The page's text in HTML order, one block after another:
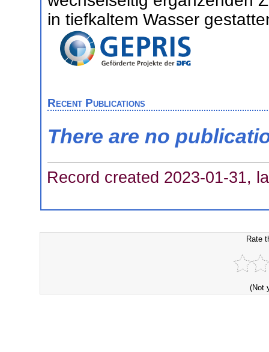
in tiefkaltem Wasser
Recent Publications
There are no
Record created 2023-01-31,
Rate
(Not